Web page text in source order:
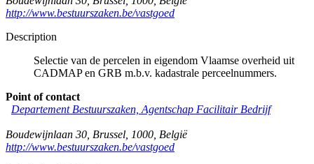
http://www.bestuurszaken.be/vastgoed
Description
Selectie van de percelen in eigendom Vlaamse overheid uit
CADMAP en GRB m.b.v. kadastrale perceelnummers.
Point of contact
Departement Bestuurszaken, Agentschap Facilitair Bedrijf
Boudewijnlaan 30 Brussel 1000 België
http://www.bestuurszaken.be/vastgoed